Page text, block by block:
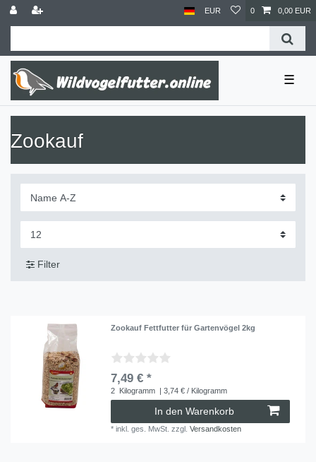
EUR 0 0,00 EUR
☰
Zookauf
Filter
Zookauf Fettfutter für Gartenvögel 2kg
7,49 € *
2 Kilogramm | 3,74 € / Kilogramm
In den Warenkorb
*inkl. ges. MwSt. zzgl.Versandkosten